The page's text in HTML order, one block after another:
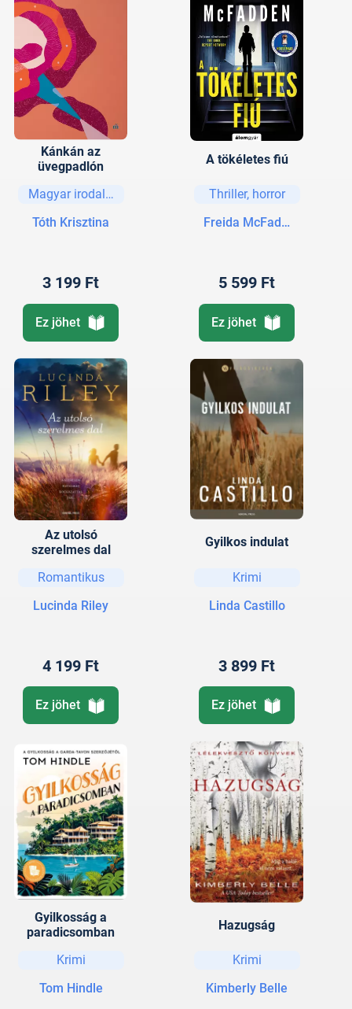
Kánkán az
üvegpadlón
Magyar irodalom
Tóth Krisztina
3 199 Ft
Ez jöhet
A tökéletes fiú
Thriller, horror
Freida McFadden
5 599 Ft
Ez jöhet
Az utolsó
szerelmes dal
Romantikus
Lucinda Riley
4 199 Ft
Ez jöhet
Gyilkos indulat
Krimi
Linda Castillo
3 899 Ft
Ez jöhet
Gyilkosság a
paradicsomban
Krimi
Tom Hindle
Hazugság
Krimi
Kimberly Belle